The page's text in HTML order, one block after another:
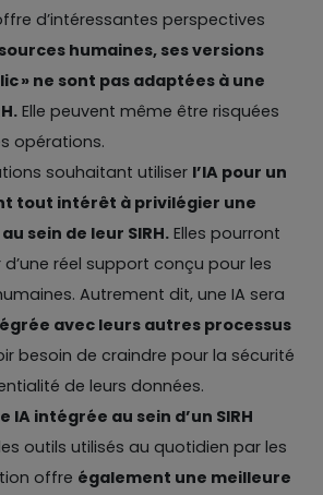
d’intéressantes perspectives
humaines, ses versions
» ne sont pas adaptées à une
Elle peuvent même être risquées
opérations.
souhaitant utiliser l’IA pour un
tout intérêt à privilégier une
sein de leur SIRH. Elles pourront
réel support conçu pour les
Autrement dit, une IA sera
avec leurs autres processus
besoin de craindre pour la sécurité
de leurs données.
IA intégrée au sein d’un SIRH
outils utilisés au quotidien par les
offre également une meilleure